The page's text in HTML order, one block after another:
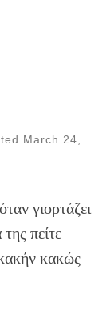
March 24,
γιορτάζει
πείτε
κακήν κακώς